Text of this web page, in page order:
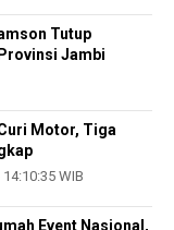
Tutup
Jambi
Motor, Tiga
WIB
Event Nasional,